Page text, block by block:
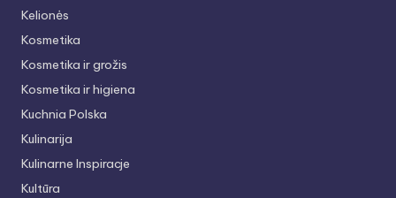
Kelionės
Kosmetika
Kosmetika ir grožis
Kosmetika ir higiena
Kuchnia Polska
Kulinarija
Kulinarne Inspiracje
Kultūra